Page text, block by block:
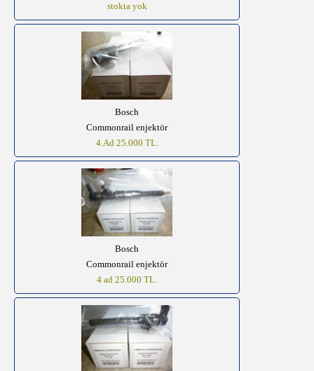
stokta yok
Bosch
Commonrail enjektör
4.Ad 25.000 TL.
Bosch
Commonrail enjektör
4 ad 25.000 TL.